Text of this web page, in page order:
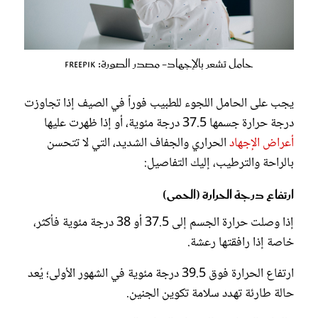
حامل تشعر بالإجهاد- مصدر الصورة: Freepik
يجب على الحامل اللجوء للطبيب فوراً في الصيف إذا تجاوزت
درجة حرارة جسمها 37.5 درجة مئوية، أو إذا ظهرت عليها
أعراض الإجهادالحراري والجفاف الشديد، التي لا تتحسن
بالراحة والترطيب، إليك التفاصيل:
ارتفاع درجة الحرارة (الحمى)
إذا وصلت حرارة الجسم إلى 37.5 أو 38 درجة مئوية فأكثر،
خاصة إذا رافقتها رعشة.
ارتفاع الحرارة فوق 39.5 درجة مئوية في الشهور الأولى؛ يُعد
حالة طارئة تهدد سلامة تكوين الجنين.